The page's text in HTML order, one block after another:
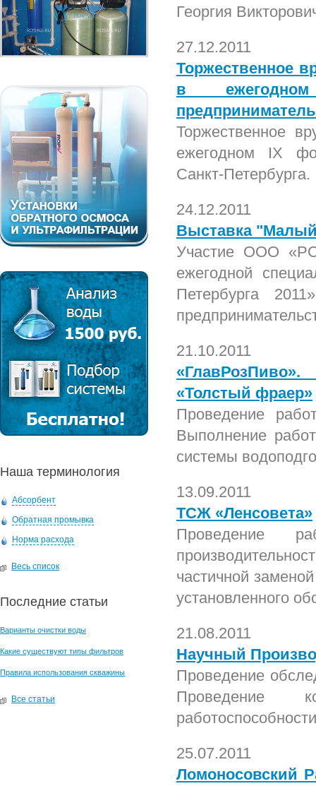
Наша терминология
Абсорбент
Обратная промывка
Норма расхода
Весь список
Последние статьи
Варианты очистки воды
Какие существуют типы фильтров
Правила использования скважины
Все статьи
Георгия
27.12.2011
Торжественное
в
Торжественное
ежегодном IX
Санкт-Петербурга.
24.12.2011
Выставка "Малый
Участие ООО
ежегодной
Петербурга
21.10.2011
«Толстый фраер»
Проведение
Выполнение
системы
13.09.2011
ТСЖ «Ленсовета»
Проведение
частичной
установленного
21.08.2011
Научный
Проведение
Проведение
25.07.2011
Ломоносовский